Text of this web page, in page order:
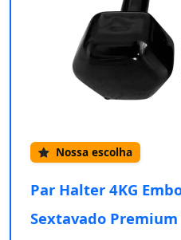
Nossa escolha
Par Halter 4KG
Sextavado